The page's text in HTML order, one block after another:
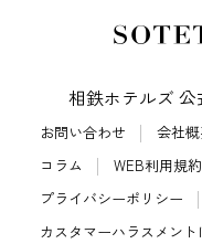
相鉄ホテルズ 公
お問い合わせ 会社
コラム
WEB利用規約
プライバシーポリシー
カスタマーハラスメン